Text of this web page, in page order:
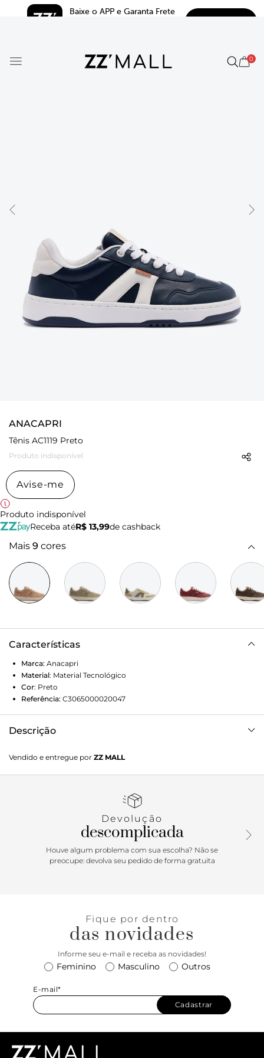
Baixe o APP e Garanta Frete
0
ANACAPRI
Tênis AC1119 Preto
Produto indisponível
Avise-me
Produto indisponível
Receba atéR$ 13,99de cashback
Mais 9 cores
Características
Marca: Anacapri
Material: Material Tecnológico
Cor: Preto
Referência: C3065000020047
Descrição
emborrachado e tratorado preto, o modelo apresenta
design de costura pesponto nas laterais e contornos, com
peças em suede preto aplicadas na lingueta, biqueira e
interna forrada. Com Aplicação de peça recortada com
design em napa preto e tag lateral marrom Anacapri.
Porque Apostar: Um Tênis para chamar seu. Com referência
ao número da localização da Estação Anacapri, na Oscar
produções. Para o mood descomplicado, comfy e fresh,
combine esse modelinho desejo com peças leves. Para usar
Vendido e entregue por ZZ MALL
Devolução
descomplicada
Houve algum problema com sua escolha? Não se
preocupe: devolva seu pedido de forma gratuita
Fique por dentro
das novidades
Informe seu e-mail e receba as novidades!
Feminino Masculino Outros
E-mail*
Cadastrar